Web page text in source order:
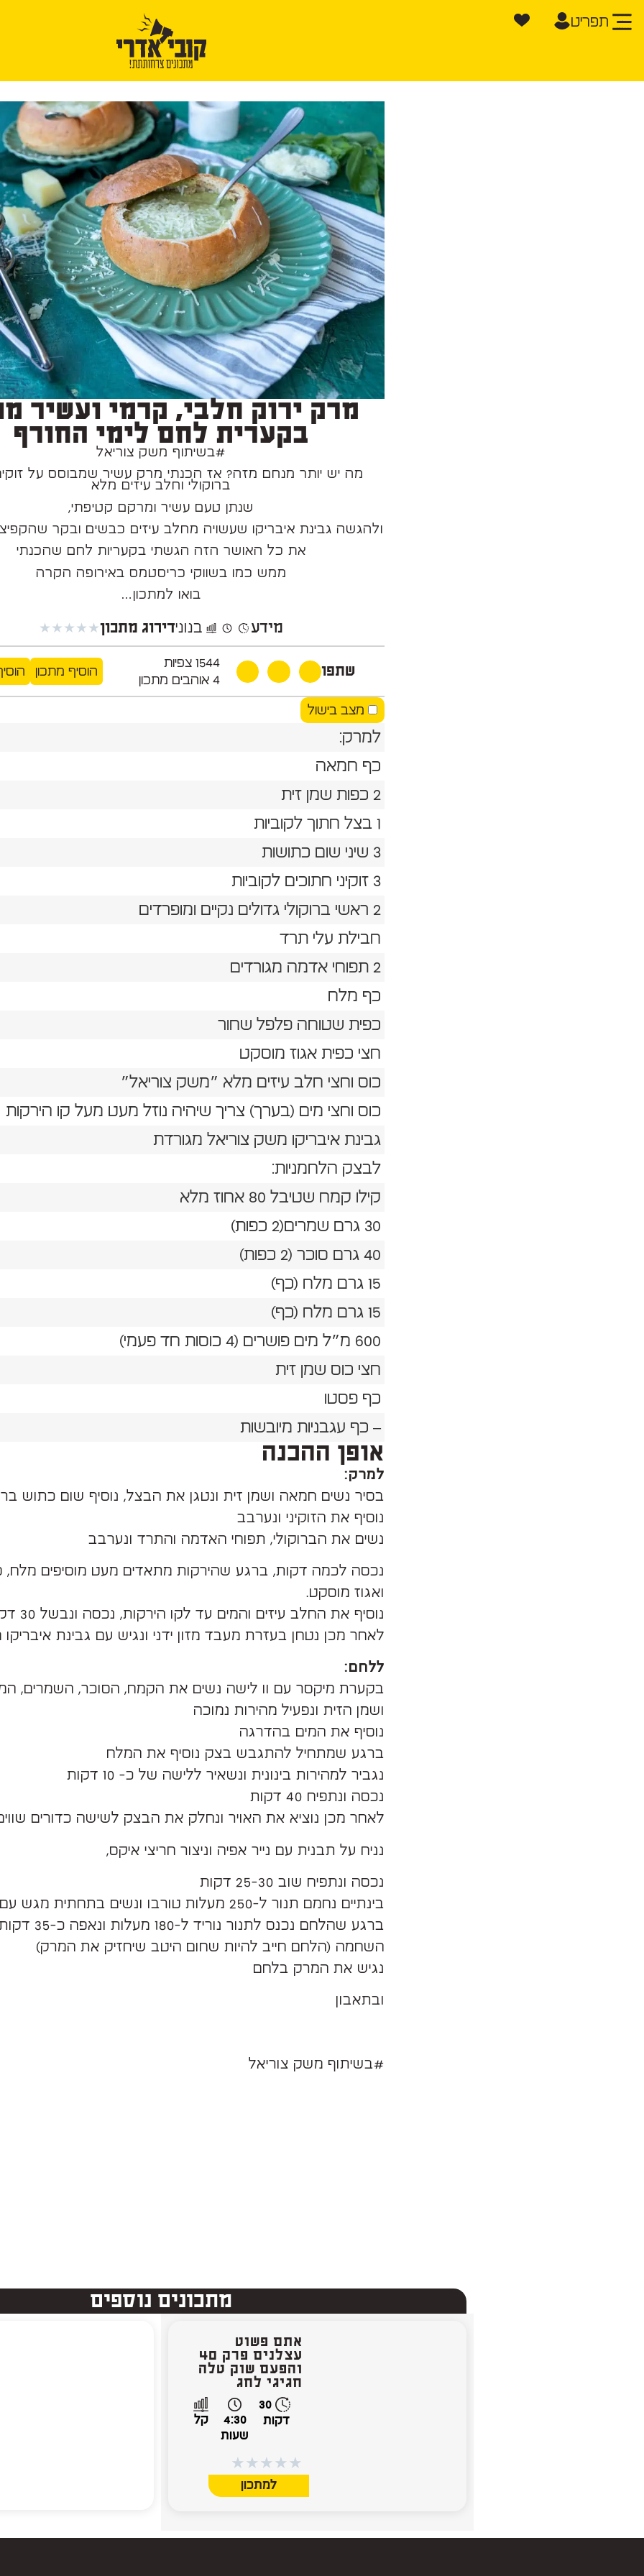
תפריט
מרק ירוק חלבי, קרמי ועשיר
בקערית לחם לימי החורף
#בשיתוף משק צוריאל
מה יש יותר מנחם מזה? אז הכנתי מרק עשיר שמבוסס על
ברוקולי וחלב עיזים מלא
שנתן טעם עשיר ומרקם קטיפתי,
ולהגשה גבינת איבריקו שעשויה מחלב עיזים כבשים ובקר
את כל האושר הזה הגשתי בקעריות לחם שהכנתי
ממש כמו בשווקי כריסטמס באירופה הקרה
בואו למתכון…
מידע בנונידירוג מתכון★
★
★
★
★
שתפו
1544צפיות
4אוהבים מתכון
הוסיף מתכון
מצב בישול
למרק:
כף חמאה
2 כפות שמן זית
1 בצל חתוך לקוביות
3 שיני שום כתושות
3 זוקיני חתוכים לקוביות
2 ראשי ברוקולי גדולים נקיים ומופרדים
חבילת עלי תרד
2 תפוחי אדמה מגורדים
כף מלח
כפית שטוחה פלפל שחור
חצי כפית אגוז מוסקט
כוס וחצי חלב עיזים מלא ״משק צוריאל״
כוס וחצי מים (בערך) צריך שיהיה נוזל מעט מעל קו הירקות
גבינת איבריקו משק צוריאל מגורדת
לבצק הלחמניות:
קילו קמח שטיבל 80 אחוז מלא
30 גרם שמרים(2 כפות)
40 גרם סוכר (2 כפות)
15 גרם מלח (כף)
15 גרם מלח (כף)
600 מ״ל מים פושרים (4 כוסות חד פעמי)
חצי כוס שמן זית
כף פסטו
– כף עגבניות מיובשות
אופן ההכנה
למרק:
בסיר נשים חמאה ושמן זית ונטגן את הבצל, נוסיף שום כתוש
נוסיף את הזוקיני ונערבב
נשים את הברוקולי, תפוחי האדמה והתרד ונערבב
נכסה לכמה דקות, ברגע שהירקות מתאדים מעט מוסיפים מלח,
ואגוז מוסקט.
נוסיף את החלב עיזים והמים עד לקו הירקות, נכסה ונבשל 30 דקות.
לאחר מכן נטחן בעזרת מעבד מזון ידני ונגיש עם גבינת איבריקו
ללחם:
בקערת מיקסר עם וו לישה נשים את הקמח, הסוכר, השמרים,
ושמן הזית ונפעיל מהירות נמוכה
נוסיף את המים בהדרגה
ברגע שמתחיל להתגבש בצק נוסיף את המלח
נגביר למהירות בינונית ונשאיר ללישה של כ- 10 דקות
נכסה ונתפיח 40 דקות
לאחר מכן נוציא את האויר ונחלק את הבצק לשישה כדורים
נניח על תבנית עם נייר אפיה וניצור חריצי איקס,
נכסה ונתפיח שוב 25-30 דקות
בינתיים נחמם תנור ל-250 מעלות טורבו ונשים בתחתית מגש עם מים
ברגע שהלחם נכנס לתנור נוריד
השחמה (הלחם חייב להיות שחום היטב שיחזיק את המרק)
נגיש את המרק בלחם
ובתאבון
#בשיתוף משק צוריאל
מתכונים נוספים
אתם פשוט
עצלנים פרק 40
והפעם שוק טלה
חגיגי לחג
30
דקות
4:30
שעות
קל
★
★
★
★
★
למתכון